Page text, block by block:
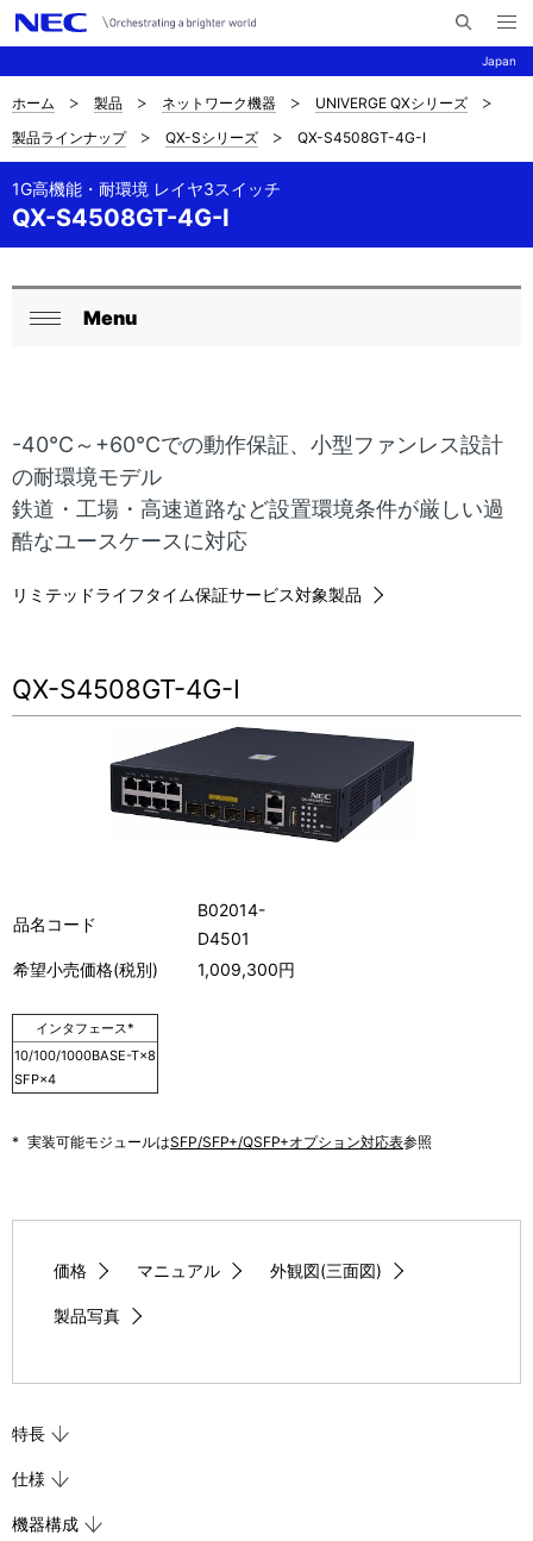
Japan
イ
メ
ニ
ュ
ナ
ビ
ゲ
ー
サ
イ
ト
内
の
現
置
を
表
示
て
い
ホーム 製品 ネットワーク機器
UNIVERGE QXシリーズ
製品ラインナップ
QX-Sシリーズ QX-S4508GT-4G-I
QX-S4508GT-4G-I
1G高機能・耐環境 レイヤ3スイッチ
ロ
ル
ナ
ビ
ゲ
シ
ョ
Menu
-40℃～+60℃での動作保証、小型ファンレス設計
の耐環境モデル
鉄道・工場・高速道路など設置環境条件が厳しい過
酷なユースケースに対応
リミテッドライフタイム保証サービス対象製品
QX-S4508GT-4G-I
品名コード
B02014-
D4501
希望小売価格(税別)
1,009,300円
インタフェース*
10/100/1000BASE-T×8
SFP×4
* 実装可能モジュールはSFP/SFP+/QSFP+オプション対応表参照
価格 マニュアル 外観図(三面図)
製品写真
特長
仕様
機器構成